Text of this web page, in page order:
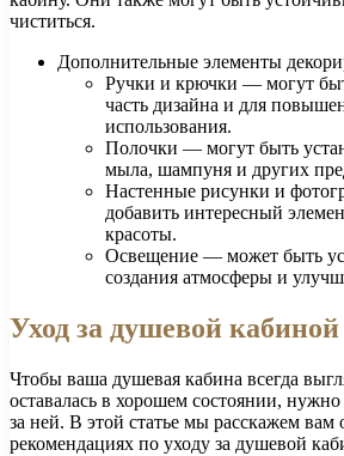
чиститься.
Дополнительные элементы
Ручки и крючки — могут
часть дизайна и для
использования.
Полочки — могут быть
мыла, шампуня и других
Настенные рисунки и
добавить интересный
красоты.
Освещение — может быть
создания атмосферы и
Уход за душевой кабиной
Чтобы ваша душевая кабина всегда
оставалась в хорошем состоянии,
за ней. В этой статье мы расскажем вам
рекомендациях по уходу за душевой